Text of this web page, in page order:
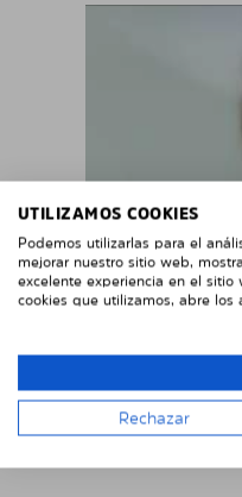
UTILIZAMOS COOKIES
Podemos utilizarlas para el
mejorar nuestro sitio web,
excelente experiencia en el
cookies que utilizamos, abre los
Rechazar